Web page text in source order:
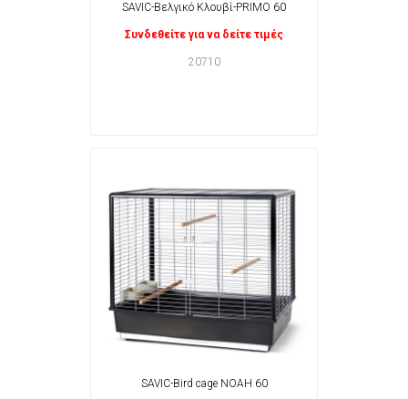
SAVIC-Βελγικό Κλουβί-PRIMO 60
Συνδεθείτε για να δείτε τιμές
20710
SAVIC-Bird cage NOAH 60